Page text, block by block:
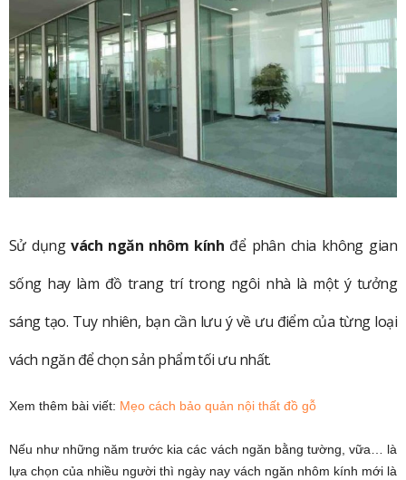
Sử dụngvách ngăn nhôm kính để phân chia không gian
sống hay làm đồ trang trí trong ngôi nhà là một ý tưởng
sáng tạo. Tuy nhiên, bạn cần lưu ý về ưu điểm của từng loại
vách ngăn để chọn sản phẩm tối ưu nhất.
Xem thêm bài viết: Mẹo cách bảo quản nội thất đồ gỗ
Nếu như những năm trước kia các vách ngăn bằng tường, vữa… là
lựa chọn của nhiều người thì ngày nay vách ngăn nhôm kính mới là